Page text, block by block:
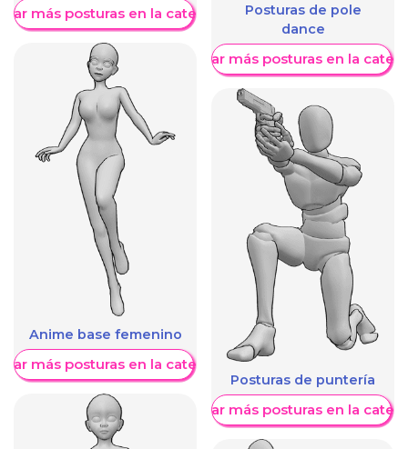
más posturas en la categoría
Anime base femenino
más posturas en la categoría
Posturas de pole
dance
Mostrar más posturas en la
Posturas de puntería
Mostrar más posturas en la